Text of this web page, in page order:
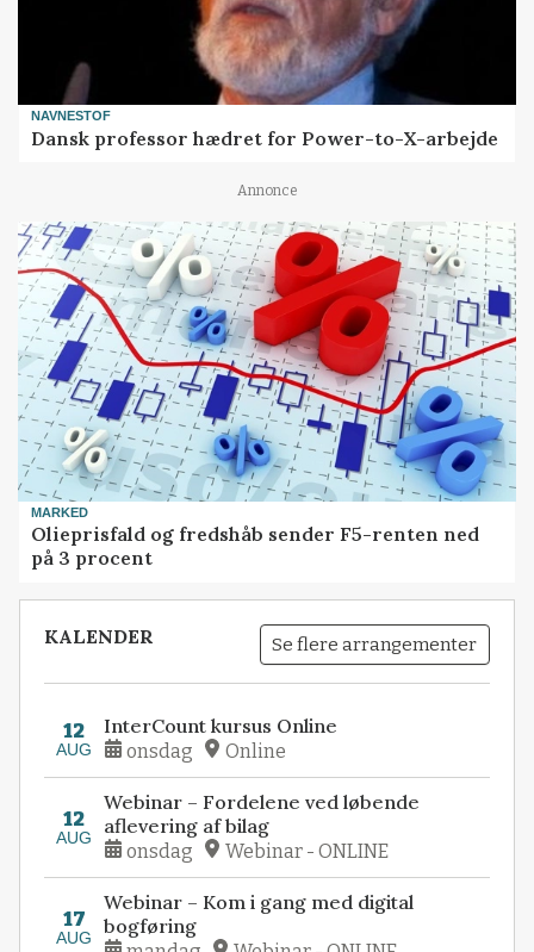
NAVNESTOF
Dansk professor hædret for Power-to-X-arbejde
Annonce
MARKED
Olieprisfald og fredshåb sender F5-renten ned
på 3 procent
KALENDER Se flere arrangementer
12
AUG
InterCount kursus Online
onsdag Online
12
AUG
Webinar – Fordelene ved løbende
aflevering af bilag
onsdag Webinar - ONLINE
17
AUG
Webinar – Kom i gang med digital
bogføring